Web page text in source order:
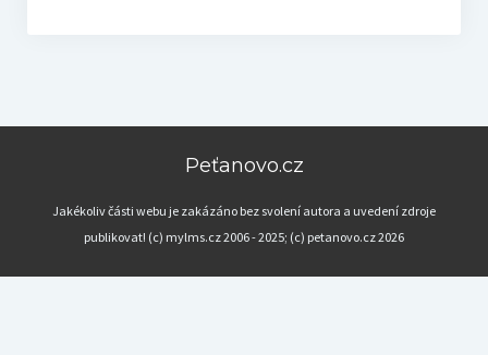
Peťanovo.cz
Jakékoliv části webu je zakázáno bez svolení autora a uvedení zdroje
publikovat! (c) mylms.cz 2006 - 2025; (c) petanovo.cz 2026